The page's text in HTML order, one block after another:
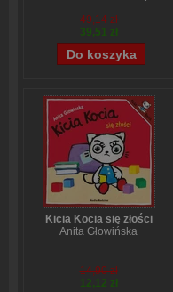
Stefanie Stahl
49,14 zł
39,51 zł
Kicia Kocia się złości
Anita Głowińska
14,90 zł
12,12 zł